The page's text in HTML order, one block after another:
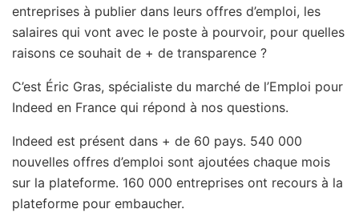
entreprises à publier dans leurs offres d’emploi, les
salaires qui vont avec le poste à pourvoir, pour quelles
raisons ce souhait de + de transparence ?
C’est Éric Gras, spécialiste du marché de l’Emploi pour
Indeed en France qui répond à nos questions.
Indeed est présent dans + de 60 pays. 540 000
nouvelles offres d’emploi sont ajoutées chaque mois
sur la plateforme. 160 000 entreprises ont recours à la
plateforme pour embaucher.